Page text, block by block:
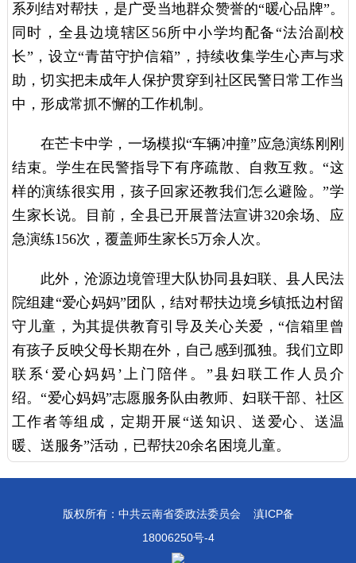
系列结对帮扶，是广受当地群众赞誉的“暖心品牌”。
同时，全县边境辖区56所中小学均配备“法治副校
长”，设立“青苗守护信箱”，持续收集学生心声与求
助，切实把未成年人保护贯穿到社区民警日常工作当
中，形成常抓不懈的工作机制。
在芒卡中学，一场模拟“车辆冲撞”应急演练刚刚
结束。学生在民警指导下有序疏散、自救互救。“这
样的演练很实用，孩子回家还教我们怎么避险。”学
生家长说。目前，全县已开展普法宣讲320余场、应
急演练156次，覆盖师生家长5万余人次。
此外，沧源边境管理大队协同县妇联、县人民法
院组建“爱心妈妈”团队，结对帮扶边境乡镇抵边村留
守儿童，为其提供教育引导及关心关爱，“信箱里曾
有孩子反映父母长期在外，自己感到孤独。我们立即
联系‘爱心妈妈’上门陪伴。”县妇联工作人员介
绍。“爱心妈妈”志愿服务队由教师、妇联干部、社区
工作者等组成，定期开展“送知识、送爱心、送温
暖、送服务”活动，已帮扶20余名困境儿童。
版权所有：中共云南省委政法委员会 滇ICP备
18006250号-4